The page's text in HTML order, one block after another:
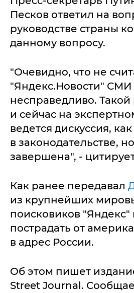
Песков ответил на
руководстве страны
данному вопросу.
"Очевидно, что не
"Яндекс.Новости"
несправедливо.
и сейчас на
ведется дискуссия,
в законодательстве,
завершена", -
Как ранее передавал
из крупнейших
поисковиков
пострадать от
в адрес России.
Об этом пишет
Street Journal.